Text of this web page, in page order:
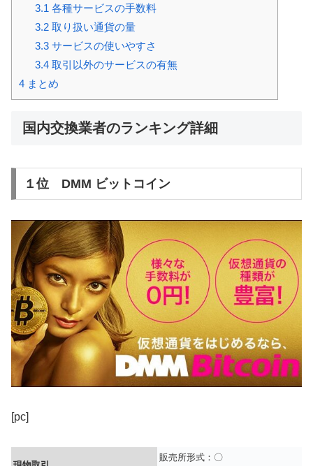
3.1 各種サービスの手数料
3.2取り扱い通貨の量
3.3サービスの使いやすさ
3.4取引以外のサービスの有無
4 まとめ
国内交換業者のランキング詳細
１位 DMM ビットコイン
[pc]
販売所形式：〇